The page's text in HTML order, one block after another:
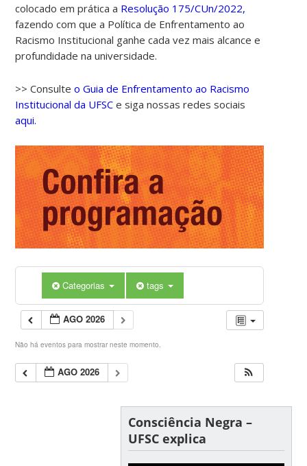
colocado em prática a Resolução 175/CUn/2022,
fazendo com que a Política de Enfrentamento ao
Racismo Institucional ganhe cada vez mais alcance e
profundidade na universidade.
>> Consulteo Guia de Enfrentamento ao Racismo
Institucional da UFSC e siga nossas redes sociais
aqui.
Categorias tags
AGO 2026
Não há eventos para mostrar neste momento.
AGO 2026
Consciência Negra –
UFSC explica